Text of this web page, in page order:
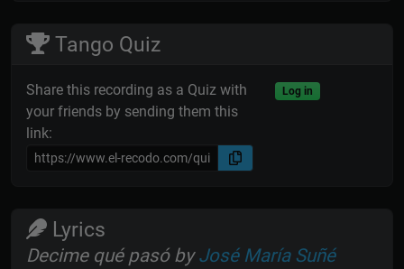
Tango Quiz
Share this recording as a Quiz with
your friends by sending them this
link:
Log in
Lyrics
Decime qué pasó byJosé María Suñé